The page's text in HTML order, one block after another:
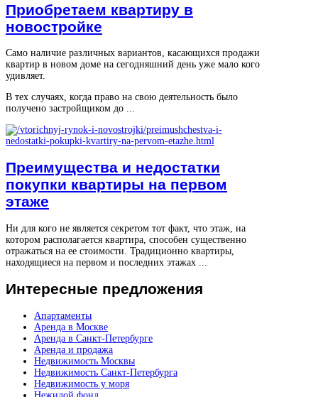
Приобретаем квартиру в
новостройке
Само наличие различных вариантов, касающихся продажи
квартир в новом доме на сегодняшний день уже мало кого
удивляет.
В тех случаях, когда право на свою деятельность было
получено застройщиком до ...
Преимущества и недостатки
покупки квартиры на первом
этаже
Ни для кого не является секретом тот факт, что этаж, на
котором располагается квартира, способен существенно
отражаться на ее стоимости. Традиционно квартиры,
находящиеся на первом и последних этажах ...
Интересные предложения
Апартаменты
Аренда в Москве
Аренда в Санкт-Петербурге
Аренда и продажа
Недвижимость Москвы
Недвижимость Санкт-Петербурга
Недвижимость у моря